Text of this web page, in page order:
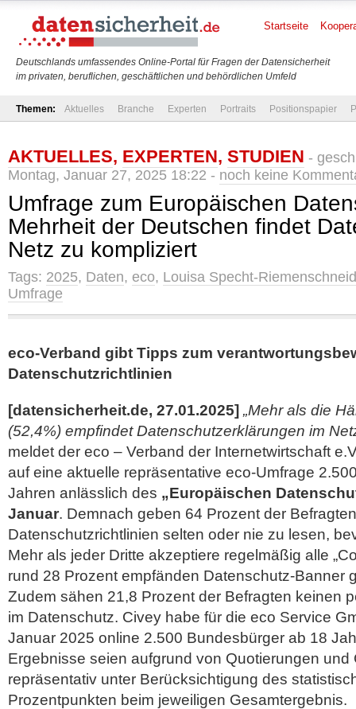
Deutschlands umfassendes Online-Portal für Fragen der Datensicherheit
im privaten, beruflichen, geschäftlichen und behördlichen Umfeld
Startseite
Themen: Aktuelles Branche Experten Portraits Positionspapier
AKTUELLES, EXPERTEN, STUDIEN -
Montag, Januar 27, 2025 18:22 - noch keine
Umfrage zum Europäischen
Mehrheit der Deutschen findet
Netz zu kompliziert
Tags: 2025, Daten, eco, Louisa Specht-
Umfrage
eco-Verband gibt Tipps zum
Datenschutzrichtlinien
[datensicherheit.de, 27.01.2025] „Mehr als die
(52,4%) empfindet Datenschutzerklärungen im
meldet der eco – Verband der Internetwirtschaft
auf eine aktuelle repräsentative eco-Umfrage
Jahren anlässlich des „Europäischen
Januar. Demnach geben 64 Prozent der
Datenschutzrichtlinien selten oder nie zu lesen,
Mehr als jeder Dritte akzeptiere regelmäßig alle
rund 28 Prozent empfänden Datenschutz-Banner
Zudem sähen 21,8 Prozent der Befragten keinen
im Datenschutz. Civey habe für die eco Service
Januar 2025 online 2.500 Bundesbürger ab 18
Ergebnisse seien aufgrund von Quotierungen und
repräsentativ unter Berücksichtigung des
Prozentpunkten beim jeweiligen Gesamtergebnis.